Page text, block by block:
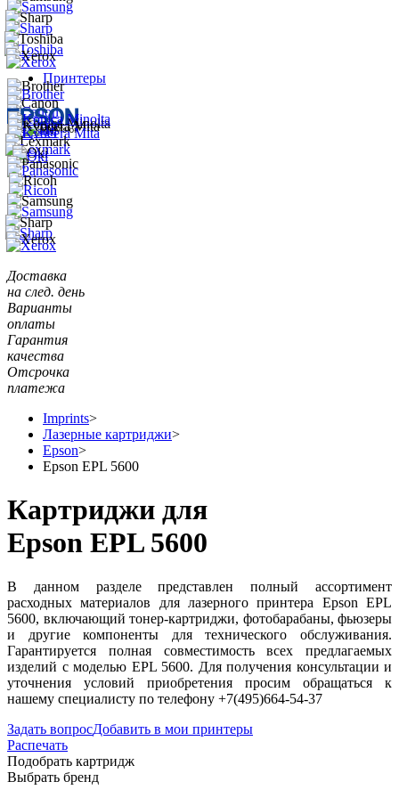
Принтеры
Доставка
на след. день
Варианты
оплаты
Гарантия
качества
Отсрочка
платежа
Imprints>
Лазерные картриджи>
Epson>
Epson EPL 5600
Картриджи для
Epson EPL 5600
В данном разделе представлен полный ассортимент
расходных материалов для лазерного принтера Epson EPL
5600, включающий тонер-картриджи, фотобарабаны, фьюзеры
и другие компоненты для технического обслуживания.
Гарантируется полная совместимость всех предлагаемых
изделий с моделью EPL 5600. Для получения консультации и
уточнения условий приобретения просим обращаться к
нашему специалисту по телефону +7(495)664-54-37
Задать вопросДобавить в мои принтеры
Распечать
Подобрать картридж
Выбрать бренд